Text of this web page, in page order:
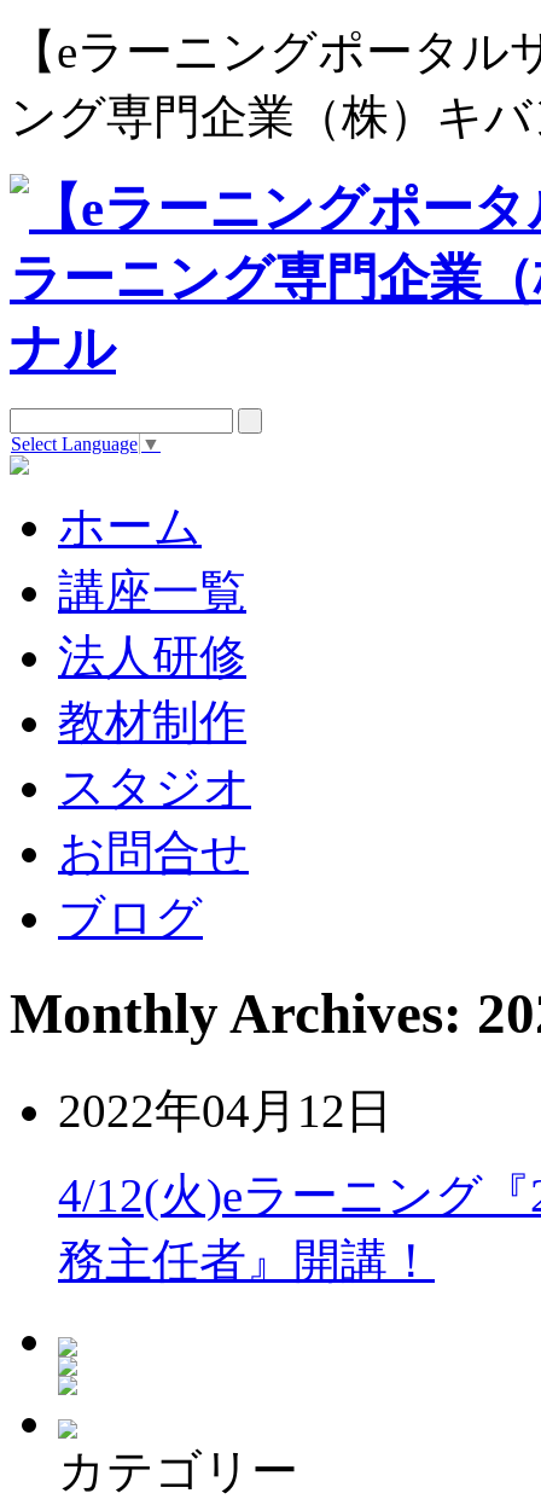
【eラーニングポータル
ング専門企業（株）キ
Select Language ▼
ホーム
講座一覧
法人研修
教材制作
スタジオ
お問合せ
ブログ
Monthly Archives:
2022年04月12日
4/12(火)eラーニング
務主任者』開講！
カテゴリー